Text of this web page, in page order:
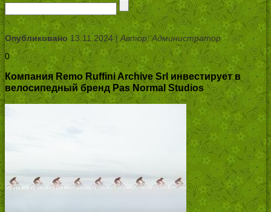
Опубликовано13.11.2024 | Автор: Администратор
0
Компания Remo Ruffini Archive Srl инвестирует в
велосипедный бренд Pas Normal Studios